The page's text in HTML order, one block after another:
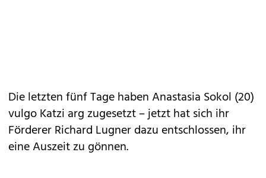
Die letzten fünf Tage haben Anastasia Sokol (20)
vulgo Katzi arg zugesetzt – jetzt hat sich ihr
Förderer Richard Lugner dazu entschlossen, ihr
eine Auszeit zu gönnen.